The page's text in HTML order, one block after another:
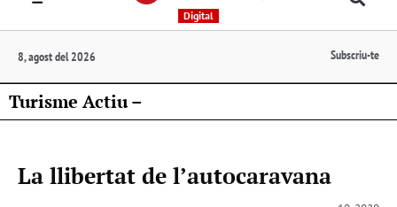
Digital
8, agost del 2026 Subscriu-te
Turisme Actiu –
La llibertat de l’autocaravana